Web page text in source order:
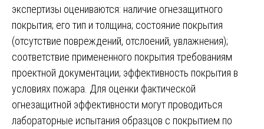
экспертизы оцениваются: наличие огнезащитного
покрытия; его тип и толщина; состояние покрытия
(отсутствие повреждений, отслоений, увлажнения);
соответствие примененного покрытия требованиям
проектной документации; эффективность покрытия в
условиях пожара. Для оценки фактической
огнезащитной эффективности могут проводиться
лабораторные испытания образцов с покрытием по